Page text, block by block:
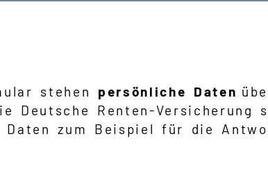
stehen persönliche Daten
Deutsche Renten-
Daten zum Beispiel für die